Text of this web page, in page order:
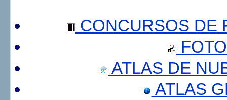
CONCURSOS DE
ATLAS DE
ATLAS